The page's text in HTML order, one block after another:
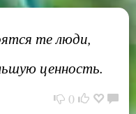
те люди,
ценность.
0